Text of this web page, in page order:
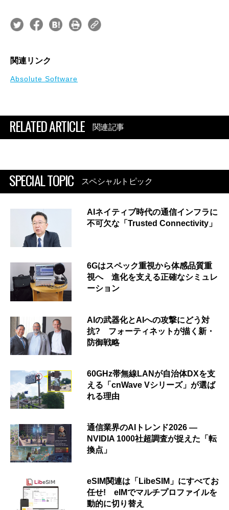
関連リンク
Absolute Software
RELATED ARTICLE 関連記事
SPECIAL TOPIC スペシャルトピック
AIネイティブ時代の通信インフラに
不可欠な「Trusted Connectivity」
6Gはスペック重視から体感品質重
視へ 進化を支える正確なシミュレ
ーション
AIの武器化とAIへの攻撃にどう対
抗? フォーティネットが描く新・
防御戦略
60GHz帯無線LANが自治体DXを支
える「cnWave Vシリーズ」が選ば
れる理由
通信業界のAIトレンド2026 ―
NVIDIA 1000社超調査が捉えた「転
換点」
eSIM関連は「LibeSIM」にすべてお
任せ! eIMでマルチプロファイルを
動的に切り替え